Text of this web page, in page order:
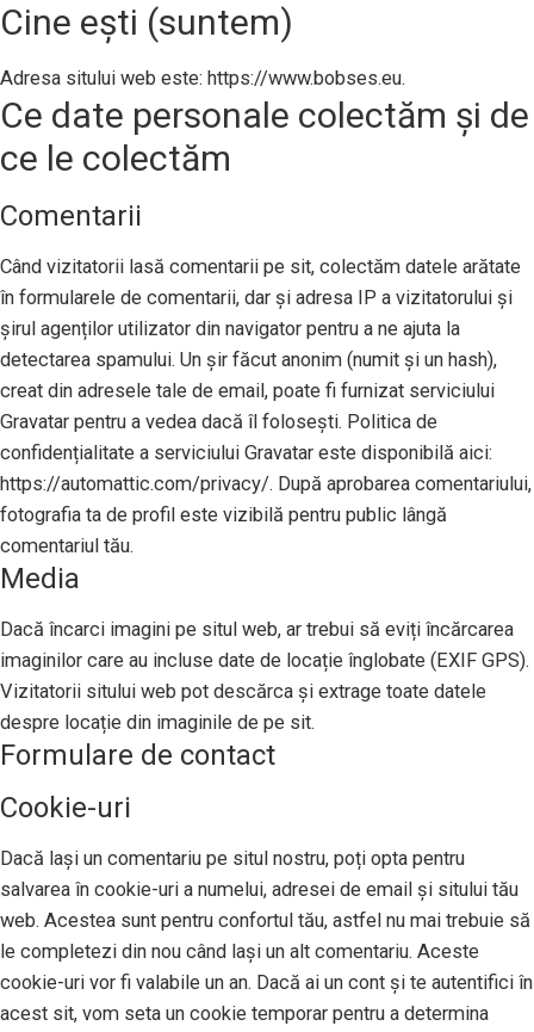
Cine ești (suntem)
Adresa sitului web este: https://www.bobses.eu.
Ce date personale colectăm și de
ce le colectăm
Comentarii
Când vizitatorii lasă comentarii pe sit, colectăm datele arătate
în formularele de comentarii, dar și adresa IP a vizitatorului și
șirul agenților utilizator din navigator pentru a ne ajuta la
detectarea spamului. Un șir făcut anonim (numit și un hash),
creat din adresele tale de email, poate fi furnizat serviciului
Gravatar pentru a vedea dacă îl folosești. Politica de
confidențialitate a serviciului Gravatar este disponibilă aici:
https://automattic.com/privacy/. După aprobarea comentariului,
fotografia ta de profil este vizibilă pentru public lângă
comentariul tău.
Media
Dacă încarci imagini pe situl web, ar trebui să eviți încărcarea
imaginilor care au incluse date de locație înglobate (EXIF GPS).
Vizitatorii sitului web pot descărca și extrage toate datele
despre locație din imaginile de pe sit.
Formulare de contact
Cookie-uri
Dacă lași un comentariu pe situl nostru, poți opta pentru
salvarea în cookie-uri a numelui, adresei de email și sitului tău
web. Acestea sunt pentru confortul tău, astfel nu mai trebuie să
le completezi din nou când lași un alt comentariu. Aceste
cookie-uri vor fi valabile un an. Dacă ai un cont și te autentifici în
acest sit, vom seta un cookie temporar pentru a determina